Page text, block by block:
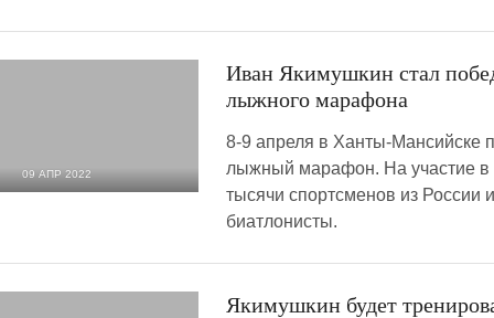
09 АПР 2022
Иван Якимушкин стал
лыжного марафона
8-9 апреля в Ханты-Мансийске
лыжный марафон. На участие в
тысячи спортсменов из России
биатлонисты.
Якимушкин будет